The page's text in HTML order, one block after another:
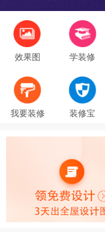
效果图 学装修
我要装修 装修宝